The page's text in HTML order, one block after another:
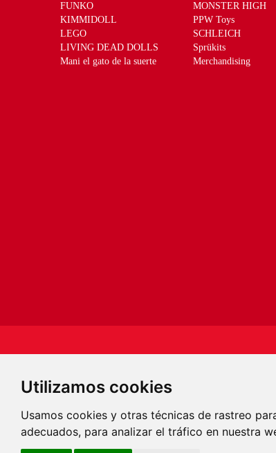
Utilizamos cookies
Usamos cookies y otras técnicas de rastreo
adecuados, para analizar el tráfico en nuestra
FUNKO
KIMMIDOLL
LEGO
LIVING DEAD DOLLS
Mani el gato de la suerte
MONSTER HIGH
PPW Toys
SCHLEICH
Sprükits
Merchandising